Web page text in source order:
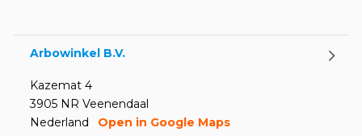
Arbowinkel B.V.
Kazemat 4
3905 NR Veenendaal
Nederland
Open in Google Maps